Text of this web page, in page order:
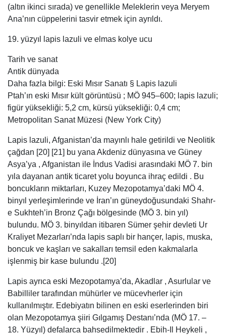
(altın ikinci sırada) ve genellikle Meleklerin veya Meryem
Ana’nın cüppelerini tasvir etmek için ayrıldı.
19. yüzyıl lapis lazuli ve elmas kolye ucu
Tarih ve sanat
Antik dünyada
Daha fazla bilgi: Eski Mısır Sanatı § Lapis lazuli
Ptah’ın eski Mısır kült görüntüsü ; MÖ 945–600; lapis lazuli;
figür yüksekliği: 5,2 cm, kürsü yüksekliği: 0,4 cm;
Metropolitan Sanat Müzesi (New York City)
Lapis lazuli, Afganistan’da mayınlı hale getirildi ve Neolitik
çağdan [20] [21] bu yana Akdeniz dünyasına ve Güney
Asya’ya , Afganistan ile İndus Vadisi arasındaki MÖ 7. bin
yıla dayanan antik ticaret yolu boyunca ihraç edildi . Bu
boncukların miktarları, Kuzey Mezopotamya’daki MÖ 4.
binyıl yerleşimlerinde ve İran’ın güneydoğusundaki Shahr-
e Sukhteh’in Bronz Çağı bölgesinde (MÖ 3. bin yıl)
bulundu. MÖ 3. binyıldan itibaren Sümer şehir devleti Ur
Kraliyet Mezarları’nda lapis saplı bir hançer, lapis, muska,
boncuk ve kaşları ve sakalları temsil eden kakmalarla
işlenmiş bir kase bulundu .[20]
Lapis ayrıca eski Mezopotamya’da, Akadlar , Asurlular ve
Babilliler tarafından mühürler ve mücevherler için
kullanılmıştır. Edebiyatın bilinen en eski eserlerinden biri
olan Mezopotamya şiiri Gılgamış Destanı’nda (MÖ 17. –
18. Yüzyıl) defalarca bahsedilmektedir . Ebih-Il Heykeli ,